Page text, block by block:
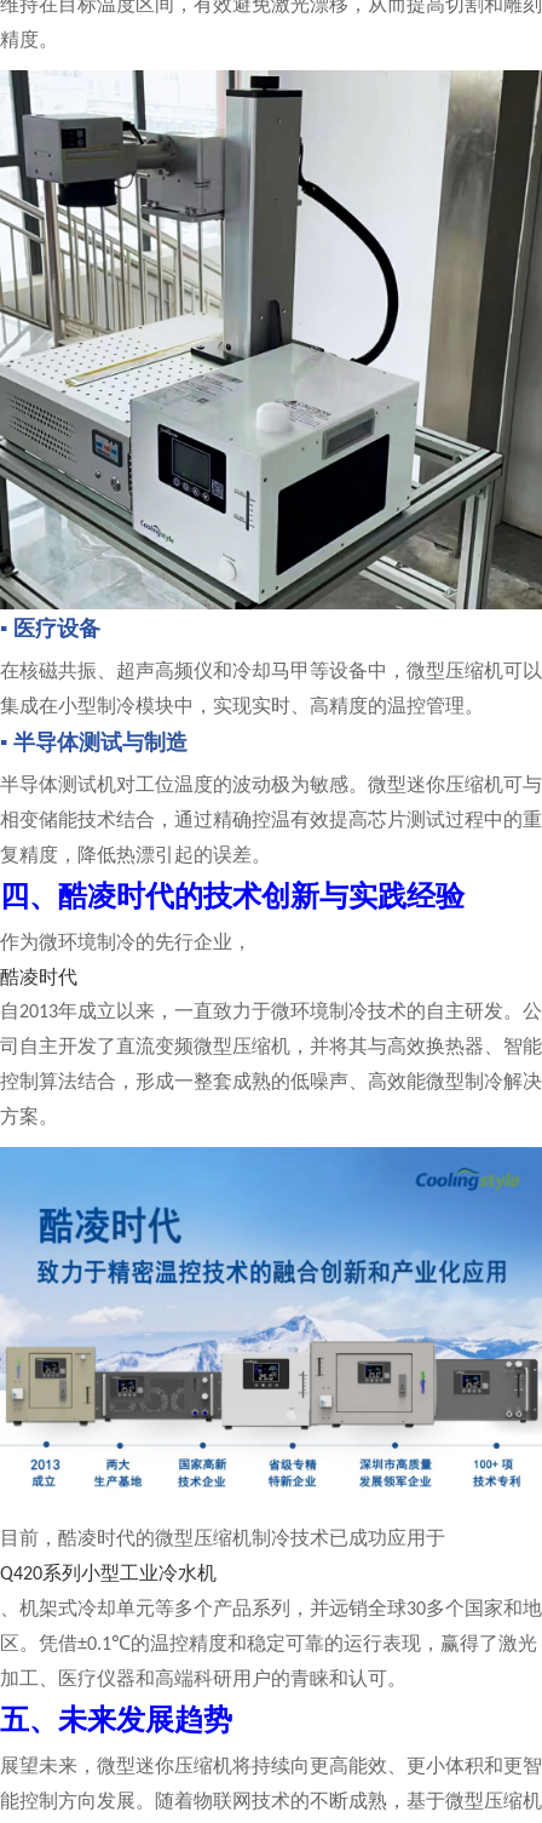
精度。
▪ 医疗设备
在核磁共振、超声高频仪和冷却马甲等设备中，微型压缩机可以
集成在小型制冷模块中，实现实时、高精度的温控管理。
▪ 半导体测试与制造
半导体测试机对工位温度的波动极为敏感。微型迷你压缩机可与
相变储能技术结合，通过精确控温有效提高芯片测试过程中的重
复精度，降低热漂引起的误差。
四、酷凌时代的技术创新与实践经验
作为微环境制冷的先行企业，
酷凌时代
自2013年成立以来，一直致力于微环境制冷技术的自主研发。公
司自主开发了直流变频微型压缩机，并将其与高效换热器、智能
控制算法结合，形成一整套成熟的低噪声、高效能微型制冷解决
方案。
目前，酷凌时代的微型压缩机制冷技术已成功应用于
Q420系列小型工业冷水机
、机架式冷却单元等多个产品系列，并远销全球30多个国家和地
区。凭借±0.1℃的温控精度和稳定可靠的运行表现，赢得了激光
加工、医疗仪器和高端科研用户的青睐和认可。
五、未来发展趋势
展望未来，微型迷你压缩机将持续向更高能效、更小体积和更智
能控制方向发展。随着物联网技术的不断成熟，基于微型压缩机